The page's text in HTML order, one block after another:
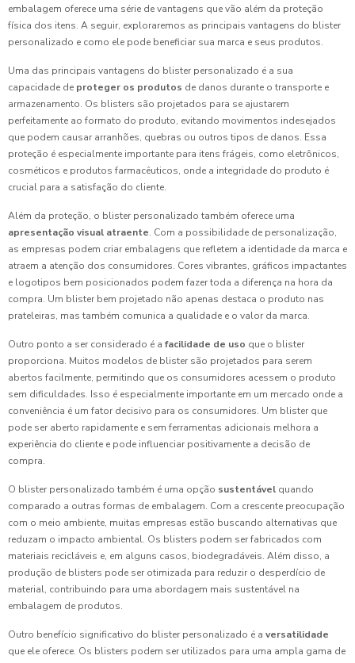
embalagem oferece uma série de vantagens que vão além da proteção
física dos itens. A seguir, exploraremos as principais vantagens do blister
personalizado e como ele pode beneficiar sua marca e seus produtos.
Uma das principais vantagens do blister personalizado é a sua
capacidade de proteger os produtos de danos durante o transporte e
armazenamento. Os blisters são projetados para se ajustarem
perfeitamente ao formato do produto, evitando movimentos indesejados
que podem causar arranhões, quebras ou outros tipos de danos. Essa
proteção é especialmente importante para itens frágeis, como eletrônicos,
cosméticos e produtos farmacêuticos, onde a integridade do produto é
crucial para a satisfação do cliente.
Além da proteção, o blister personalizado também oferece uma
apresentação visual atraente. Com a possibilidade de personalização,
as empresas podem criar embalagens que refletem a identidade da marca e
atraem a atenção dos consumidores. Cores vibrantes, gráficos impactantes
e logotipos bem posicionados podem fazer toda a diferença na hora da
compra. Um blister bem projetado não apenas destaca o produto nas
prateleiras, mas também comunica a qualidade e o valor da marca.
Outro ponto a ser considerado é a facilidade de uso que o blister
proporciona. Muitos modelos de blister são projetados para serem
abertos facilmente, permitindo que os consumidores acessem o produto
sem dificuldades. Isso é especialmente importante em um mercado onde a
conveniência é um fator decisivo para os consumidores. Um blister que
pode ser aberto rapidamente e sem ferramentas adicionais melhora a
experiência do cliente e pode influenciar positivamente a decisão de
compra.
O blister personalizado também é uma opção sustentável quando
comparado a outras formas de embalagem. Com a crescente preocupação
com o meio ambiente, muitas empresas estão buscando alternativas que
reduzam o impacto ambiental. Os blisters podem ser fabricados com
materiais recicláveis e, em alguns casos, biodegradáveis. Além disso, a
produção de blisters pode ser otimizada para reduzir o desperdício de
material, contribuindo para uma abordagem mais sustentável na
embalagem de produtos.
Outro benefício significativo do blister personalizado é a versatilidade
que ele oferece. Os blisters podem ser utilizados para uma ampla gama de